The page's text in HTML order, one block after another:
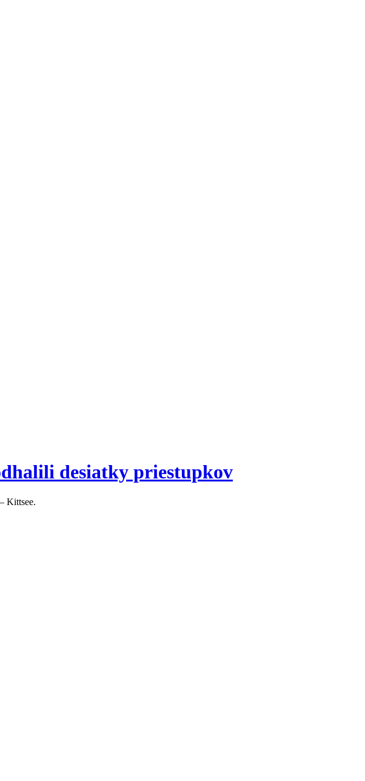
desiatky priestupkov
Kittsee.